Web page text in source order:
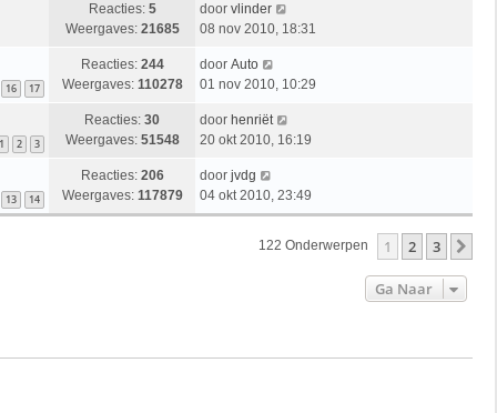
Reacties: 5
Weergaves: 21685
door vlinder
08 nov 2010, 18:31
16 17
Reacties: 244
Weergaves: 110278
door Auto
01 nov 2010, 10:29
1 2 3
Reacties: 30
Weergaves: 51548
door henriët
20 okt 2010, 16:19
13 14
Reacties: 206
Weergaves: 117879
door jvdg
04 okt 2010, 23:49
122 Onderwerpen 1 2 3
Ga Naar